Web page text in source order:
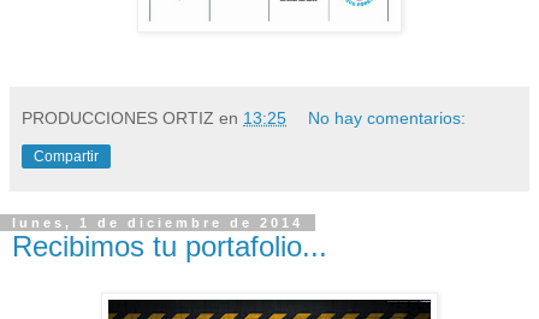
PRODUCCIONES ORTIZ en 13:25 No hay comentarios:
Compartir
lunes, 1 de diciembre de 2014
Recibimos tu portafolio...